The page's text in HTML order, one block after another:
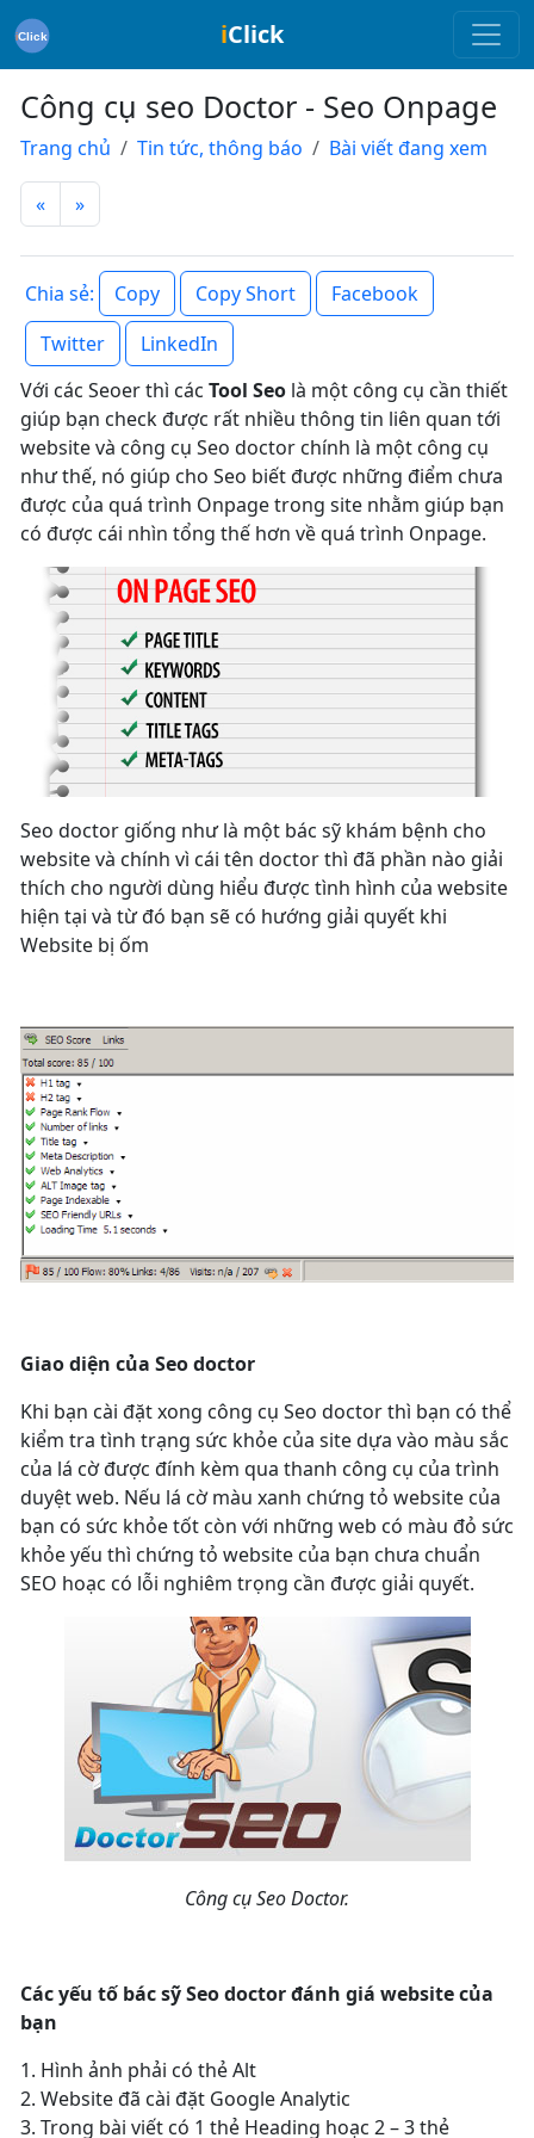
iClick
Công cụ seo Doctor - Seo Onpage
Trang chủ Tin tức, thông báo Bài viết đang xem
« »
Chia sẻ: Copy Copy Short
Facebook
Twitter
LinkedIn
Với các Seoer thì các Tool Seo là một công cụ cần thiết
giúp bạn check được rất nhiều thông tin liên quan tới
website và công cụ Seo doctor chính là một công cụ
như thế, nó giúp cho Seo biết được những điểm chưa
được của quá trình Onpage trong site nhằm giúp bạn
có được cái nhìn tổng thế hơn về quá trình Onpage.
Seo doctor giống như là một bác sỹ khám bệnh cho
website và chính vì cái tên doctor thì đã phần nào giải
thích cho người dùng hiểu được tình hình của website
hiện tại và từ đó bạn sẽ có hướng giải quyết khi
Website bị ốm
Giao diện của Seo doctor
Khi bạn cài đặt xong công cụ Seo doctor thì bạn có thể
kiểm tra tình trạng sức khỏe của site dựa vào màu sắc
của lá cờ được đính kèm qua thanh công cụ của trình
duyệt web. Nếu lá cờ màu xanh chứng tỏ website của
bạn có sức khỏe tốt còn với những web có màu đỏ sức
khỏe yếu thì chứng tỏ website của bạn chưa chuẩn
SEO hoạc có lỗi nghiêm trọng cần được giải quyết.
Công cụ Seo Doctor.
Các yếu tố bác sỹ Seo doctor đánh giá website của
bạn
1. Hình ảnh phải có thẻ Alt
2. Website đã cài đặt Google Analytic
3. Trong bài viết có 1 thẻ Heading hoạc 2 – 3 thẻ